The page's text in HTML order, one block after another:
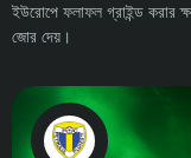
ইউরোপে ফলাফল গ্রাইন্ড করার
জোর দেয়।